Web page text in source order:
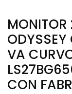
VA
CON